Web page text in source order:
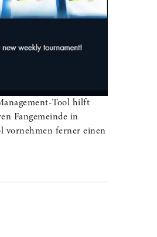
Tool hilft
Fangemeinde in
vornehmen ferner einen